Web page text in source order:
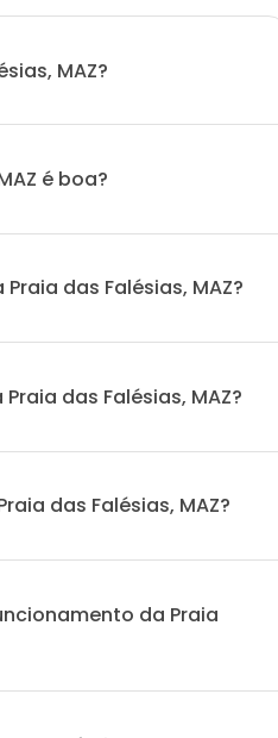
MAZ?
é boa?
das Falésias, MAZ?
das Falésias, MAZ?
das Falésias, MAZ?
da Praia